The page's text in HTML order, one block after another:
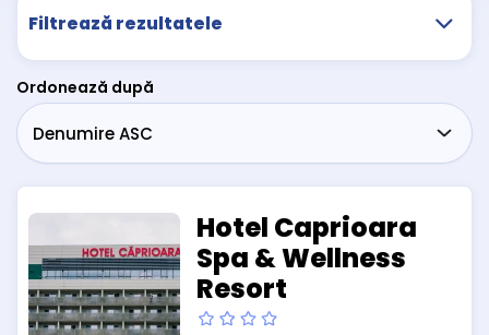
Filtrează rezultatele
Ordonează după
Hotel Caprioara
Spa & Wellness
Resort